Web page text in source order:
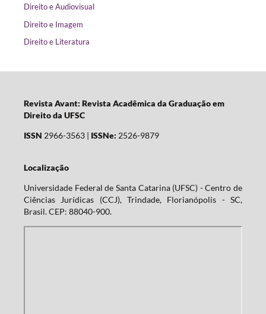
Direito e Audiovisual
Direito e Imagem
Direito e Literatura
Revista Avant: Revista Acadêmica da Graduação em
Direito da UFSC
ISSN 2966-3563 | ISSNe: 2526-9879
Localização
Universidade Federal de Santa Catarina (UFSC) - Centro de
Ciências Jurídicas (CCJ), Trindade, Florianópolis - SC,
Brasil. CEP: 88040-900.